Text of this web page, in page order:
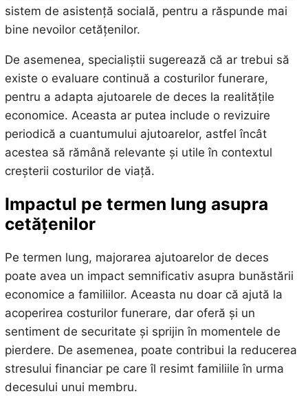
sistem de asistență socială, pentru a răspunde mai
bine nevoilor cetățenilor.
De asemenea, specialiștii sugerează că ar trebui să
existe o evaluare continuă a costurilor funerare,
pentru a adapta ajutoarele de deces la realitățile
economice. Aceasta ar putea include o revizuire
periodică a cuantumului ajutoarelor, astfel încât
acestea să rămână relevante și utile în contextul
creșterii costurilor de viață.
Impactul pe termen lung asupra
cetățenilor
Pe termen lung, majorarea ajutoarelor de deces
poate avea un impact semnificativ asupra bunăstării
economice a familiilor. Aceasta nu doar că ajută la
acoperirea costurilor funerare, dar oferă și un
sentiment de securitate și sprijin în momentele de
pierdere. De asemenea, poate contribui la reducerea
stresului financiar pe care îl resimt familiile în urma
decesului unui membru.